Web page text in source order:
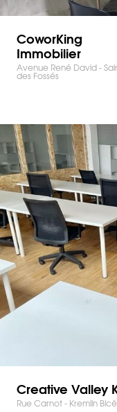
CoworKing
Immobilier
Avenue René David -
des Fossés
Creative Valley
Rue Carnot - Kremlin